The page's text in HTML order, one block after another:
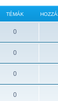
TÉMÁK
0
0
0
0